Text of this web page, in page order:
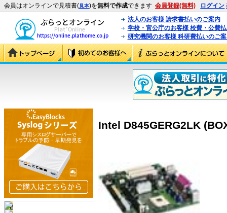
会員はオンラインで見積書(見本)を無料で作成できます 会員登録(無料) ログイン
法人のお客様 請求書払いのご案内
学校・官公庁のお客様 校費・公費
研究機関のお客様 科研費払いのご
Intel D845GERG2LK